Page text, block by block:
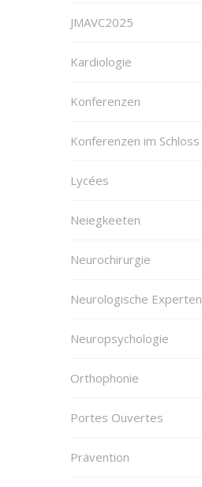
JMAVC2025
Kardiologie
Konferenzen
Konferenzen im Schloss
Lycées
Neiegkeeten
Neurochirurgie
Neurologische Experten
Neuropsychologie
Orthophonie
Portes Ouvertes
Prävention